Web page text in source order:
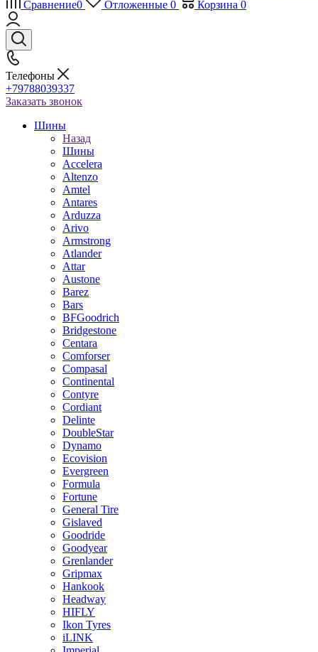
Сравнение0 Отложенные 0 Корзина 0
Телефоны
+79788039337
Заказать звонок
Шины
Назад
Шины
Accelera
Altenzo
Amtel
Antares
Arduzza
Arivo
Armstrong
Atlander
Attar
Austone
Barez
Bars
BFGoodrich
Bridgestone
Centara
Comforser
Compasal
Continental
Contyre
Cordiant
Delinte
DoubleStar
Dynamo
Ecovision
Evergreen
Formula
Fortune
General Tire
Gislaved
Goodride
Goodyear
Grenlander
Gripmax
Hankook
Headway
HIFLY
Ikon Tyres
iLINK